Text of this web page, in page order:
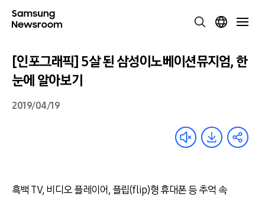
[인포그래픽] 5살 된 삼성이노베이션뮤지엄, 한
눈에 알아보기
2019/04/19
흑백 TV, 비디오 플레이어, 플립(flip)형 휴대폰 등 추억 속